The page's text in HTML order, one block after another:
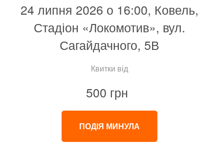
24 липня 2026 о 16:00, Ковель,
Стадіон «Локомотив», вул.
Сагайдачного, 5В
Квитки від
500 грн
ПОДІЯ МИНУЛА